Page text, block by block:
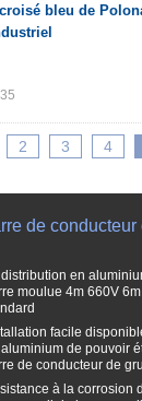
bleu de
2 3 4
de conducteur
distribution en
moulue 4m 660V
facile
de pouvoir
de conducteur de
à la corrosion